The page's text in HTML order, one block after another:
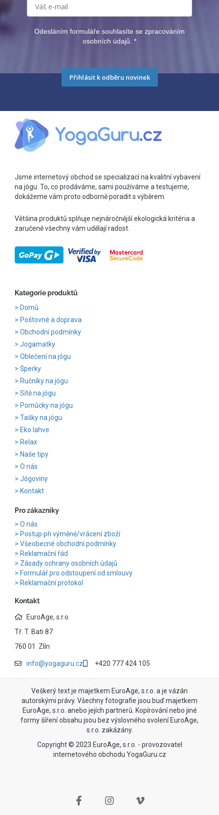
Odesláním formuláře souhlasíte se zpracováním
osobních údajů. *
Přihlásit k odběru novinek
Jsme internetový obchod se specializací na kvalitní vybavení
na jógu. To, co prodáváme, sami používáme a testujeme,
dokážeme vám proto odborně poradit s výběrem.
Většina produktů splňuje nejnáročnější ekologická kritéria a
zaručeně všechny vám udělají radost.
Kategorie produktů
Domů
Poštovné a doprava
Obchodní podmínky
Jogamatky
Oblečení na jógu
Šperky
Ručníky na jógu
Sítě na jógu
Pomůcky na jógu
Tašky na jógu
Eko lahve
Relax
Naše tipy
O nás
Jógoviny
Kontakt
Pro zákazníky
O nás
Postup při výměně/vrácení zboží
Všeobecné obchodní podmínky
Reklamační řád
Zásady ochrany osobních údajů
Formulář pro odstoupení od smlouvy
Reklamační protokol
Kontakt
EuroAge, s.r.o.
Tř. T. Bati 87
760 01 Zlín
info@yogaguru.cz +420 777 424 105
Veškerý text je majetkem EuroAge, s.r.o. a je vázán
autorskými právy. Všechny fotografie jsou buď majetkem
EuroAge, s.r.o. anebo jejích partnerů. Kopírování nebo jiné
formy šíření obsahu jsou bez výslovného svolení EuroAge,
s.r.o. zakázány.
Copyright © 2023 EuroAge, s.r.o. - provozovatel
internetového obchodu YogaGuru.cz